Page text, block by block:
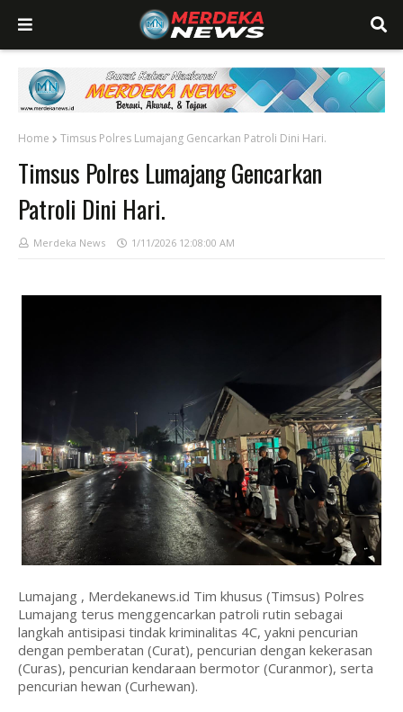
Home Timsus Polres Lumajang Gencarkan Patroli Dini Hari.
Timsus Polres Lumajang Gencarkan
Patroli Dini Hari.
Merdeka News 1/11/2026 12:08:00 AM
Lumajang , Merdekanews.id Tim khusus (Timsus) Polres
Lumajang terus menggencarkan patroli rutin sebagai
langkah antisipasi tindak kriminalitas 4C, yakni pencurian
dengan pemberatan (Curat), pencurian dengan kekerasan
(Curas), pencurian kendaraan bermotor (Curanmor), serta
pencurian hewan (Curhewan).